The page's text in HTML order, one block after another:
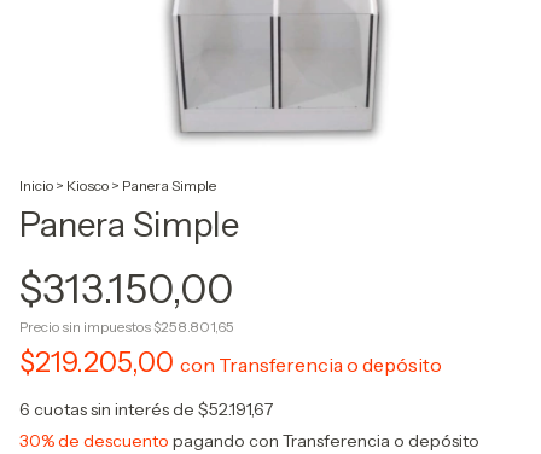
Inicio > Kiosco > Panera Simple
Panera Simple
$313.150,00
Precio sin impuestos $258.801,65
$219.205,00 con Transferencia o depósito
6 cuotas sin interés de $52.191,67
30% de descuento pagando con Transferencia o depósito